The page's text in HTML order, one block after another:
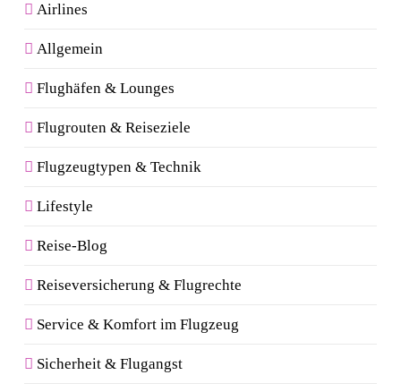
Airlines
Allgemein
Flughäfen & Lounges
Flugrouten & Reiseziele
Flugzeugtypen & Technik
Lifestyle
Reise-Blog
Reiseversicherung & Flugrechte
Service & Komfort im Flugzeug
Sicherheit & Flugangst